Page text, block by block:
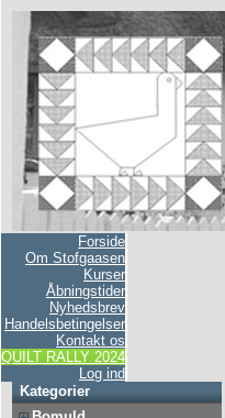
Forside
Om Stofgaasen
Kurser
Åbningstider
Nyhedsbrev
Handelsbetingelser
Kontakt os
QUILT RALLY 2024
Log ind
Kategorier